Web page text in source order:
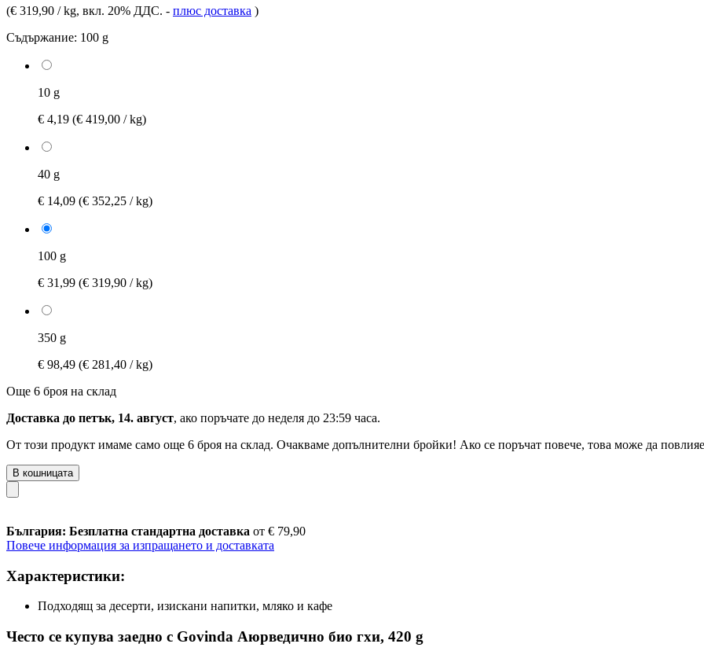
(€ 319,90 / kg, вкл. 20% ДДС. - плюс доставка )
Съдържание: 100 g
10 g
€ 4,19 (€ 419,00 / kg)
40 g
€ 14,09 (€ 352,25 / kg)
100 g
€ 31,99 (€ 319,90 / kg)
350 g
€ 98,49 (€ 281,40 / kg)
Още 6 броя на склад
Доставка до петък, 14. август, ако поръчате до неделя до 23:59 часа.
От този продукт имаме само още 6 броя на склад. Очакваме допълнителни бройки! Ако се поръчат повече, това може да повлияе
В кошницата
България: Безплатна стандартна доставка от € 79,90
Повече информация за изпращането и доставката
Характеристики:
Подходящ за десерти, изискани напитки, мляко и кафе
Често се купува заедно с Govinda Аюрведично био гхи, 420 g